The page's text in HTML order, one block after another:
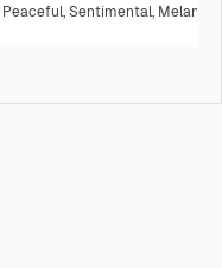
Peaceful,Sentimental,